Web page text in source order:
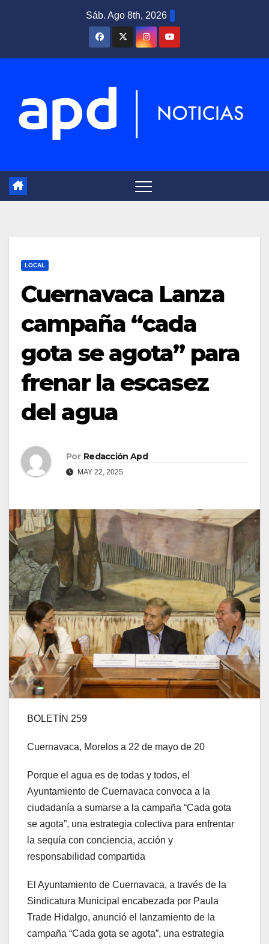
Sáb. Ago 8th, 2026
LOCAL
Cuernavaca Lanza
campaña “cada
gota se agota” para
frenar la escasez
del agua
Por Redacción Apd
MAY 22, 2025
BOLETÍN 259
Cuernavaca, Morelos a 22 de mayo de 20
Porque el agua es de todas y todos, el
Ayuntamiento de Cuernavaca convoca a la
ciudadanía a sumarse a la campaña “Cada gota
se agota”, una estrategia colectiva para enfrentar
la sequía con conciencia, acción y
responsabilidad compartida
El Ayuntamiento de Cuernavaca, a través de la
Sindicatura Municipal encabezada por Paula
Trade Hidalgo, anunció el lanzamiento de la
campaña “Cada gota se agota”, una estrategia